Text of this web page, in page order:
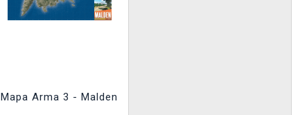
Mapa Arma 3 - Malden